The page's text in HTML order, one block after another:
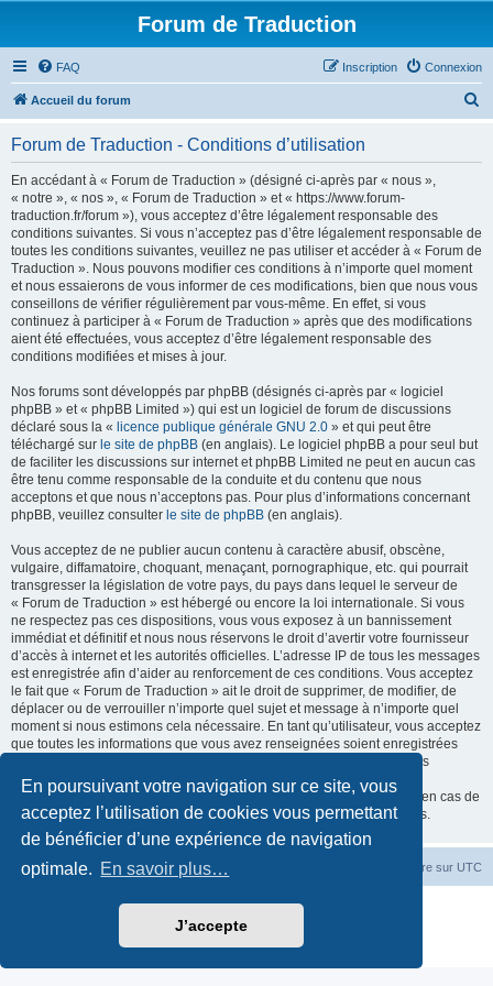
En poursuivant votre navigation sur ce site, vous
acceptez l’utilisation de cookies vous permettant
de bénéficier d’une expérience de navigation
optimale. En savoir plus…
J’accepte
Forum de Traduction
FAQ Connexion
Inscription
Accueil du forum
Forum de Traduction - Conditions d’utilisation
En accédant à « Forum de Traduction » (désigné ci-après par « nous »,
« notre », « nos », « Forum de Traduction » et « https://www.forum-
traduction.fr/forum »), vous acceptez d’être légalement responsable des
conditions suivantes. Si vous n’acceptez pas d’être légalement responsable de
toutes les conditions suivantes, veuillez ne pas utiliser et accéder à « Forum de
Traduction ». Nous pouvons modifier ces conditions à n’importe quel moment
et nous essaierons de vous informer de ces modifications, bien que nous vous
conseillons de vérifier régulièrement par vous-même. En effet, si vous
continuez à participer à « Forum de Traduction » après que des modifications
aient été effectuées, vous acceptez d’être légalement responsable des
conditions modifiées et mises à jour.
Nos forums sont développés par phpBB (désignés ci-après par « logiciel
phpBB » et « phpBB Limited ») qui est un logiciel de forum de discussions
déclaré sous la « licence publique générale GNU 2.0 » et qui peut être
téléchargé sur le site de phpBB (en anglais). Le logiciel phpBB a pour seul but
de faciliter les discussions sur internet et phpBB Limited ne peut en aucun cas
être tenu comme responsable de la conduite et du contenu que nous
acceptons et que nous n’acceptons pas. Pour plus d’informations concernant
phpBB, veuillez consulter le site de phpBB (en anglais).
Vous acceptez de ne publier aucun contenu à caractère abusif, obscène,
vulgaire, diffamatoire, choquant, menaçant, pornographique, etc. qui pourrait
transgresser la législation de votre pays, du pays dans lequel le serveur de
« Forum de Traduction » est hébergé ou encore la loi internationale. Si vous
ne respectez pas ces dispositions, vous vous exposez à un bannissement
immédiat et définitif et nous nous réservons le droit d’avertir votre fournisseur
d’accès à internet et les autorités officielles. L’adresse IP de tous les messages
est enregistrée afin d’aider au renforcement de ces conditions. Vous acceptez
le fait que « Forum de Traduction » ait le droit de supprimer, de modifier, de
déplacer ou de verrouiller n’importe quel sujet et message à n’importe quel
moment si nous estimons cela nécessaire. En tant qu’utilisateur, vous acceptez
que toutes les informations que vous avez renseignées soient enregistrées
dans notre base de données. Bien que ces informations ne seront pas
diffusées à une tierce partie sans votre consentement, ni « Forum de
Traduction », ni phpBB, ne pourront être tenus comme responsables en cas de
tentative de piratage informatique visant à compromettre vos données.
Accueil du forum Fuseau horaire sur UTC
Développé parphpBB® Forum Software © phpBB Limited
Traduction française officielle
Confidentialité|Conditions